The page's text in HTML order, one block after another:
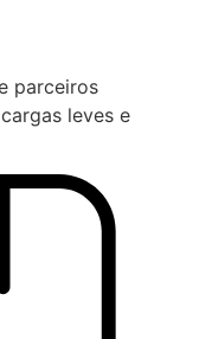
parceiros
leves e